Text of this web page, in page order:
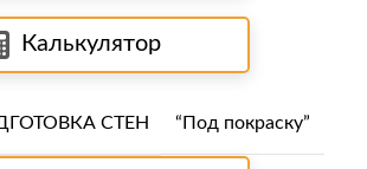
Калькулятор
СТЕН “Под покраску”